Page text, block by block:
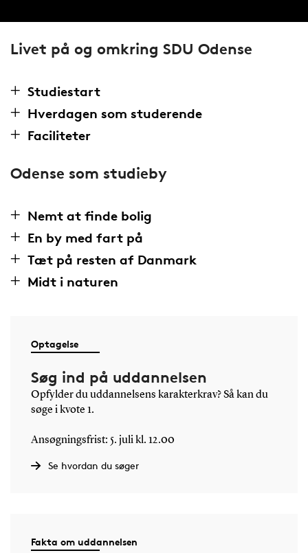
Livet på og omkring SDU Odense
Studiestart
Hverdagen som studerende
Faciliteter
Odense som studieby
Nemt at finde bolig
En by med fart på
Tæt på resten af Danmark
Midt i naturen
Optagelse
Søg ind på uddannelsen
Opfylder du uddannelsens karakterkrav? Så kan du
søge i kvote 1.
Ansøgningsfrist: 5. juli kl. 12.00
Se hvordan du søger
Fakta om uddannelsen